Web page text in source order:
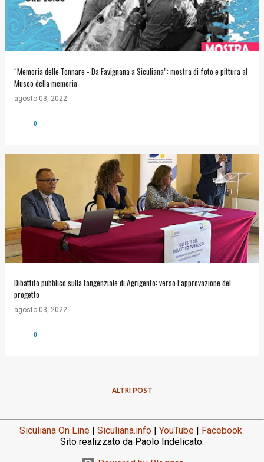
“Memoria delle Tonnare - Da Favignana a Siculiana”: mostra di foto e pittura al
Museo della memoria
agosto 03, 2022
0
Dibattito pubblico sulla tangenziale di Agrigento: verso l’approvazione del
progetto
agosto 03, 2022
0
ALTRI POST
Siculiana On Line | Siculiana.info | YouTube | Facebook
Sito realizzato da Paolo Indelicato.